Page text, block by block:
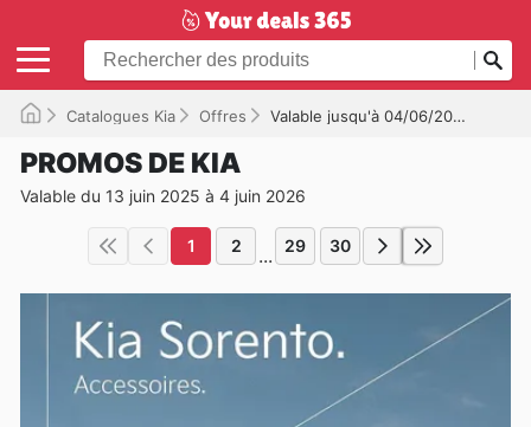
Catalogues Kia Offres Valable jusqu'à 04/06/2026
PROMOS DE KIA
Valable du 13 juin 2025 à 4 juin 2026
1 2 ... 29 30